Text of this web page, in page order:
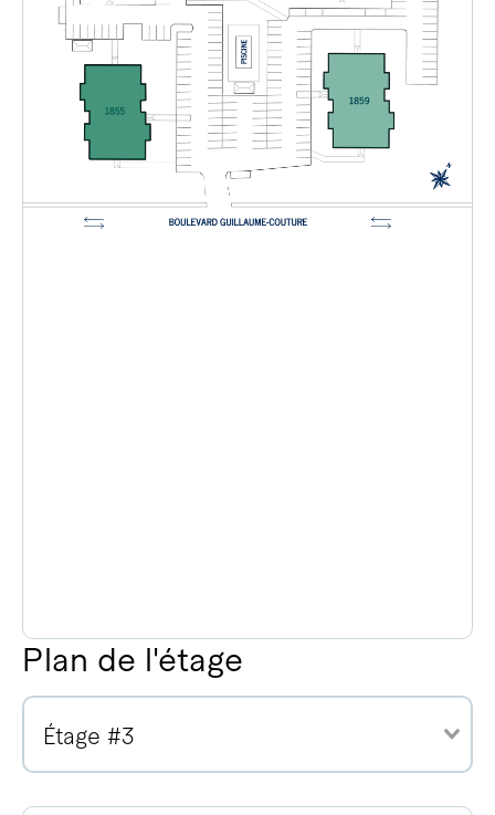
Plan de l'étage
Étage #3